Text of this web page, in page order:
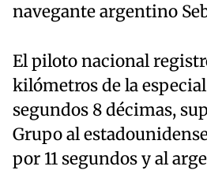
navegante argentino
El piloto nacional
kilómetros de la
segundos 8 décimas,
Grupo al
por 11 segundos y al